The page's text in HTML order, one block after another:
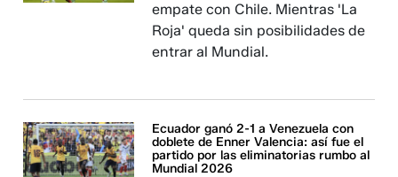
empate con Chile. Mientras 'La
Roja' queda sin posibilidades de
entrar al Mundial.
Ecuador ganó 2-1 a Venezuela con
doblete de Enner Valencia: así fue el
partido por las eliminatorias rumbo al
Mundial 2026